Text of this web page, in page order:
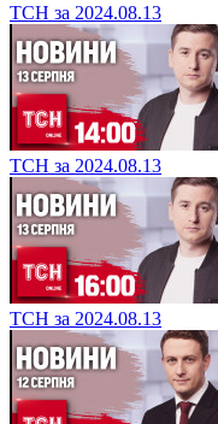
ТСН за 2024.08.13
ТСН за 2024.08.13
ТСН за 2024.08.13